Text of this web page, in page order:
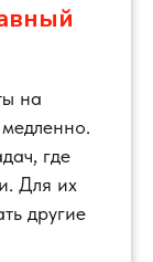
на
где
Для их
другие